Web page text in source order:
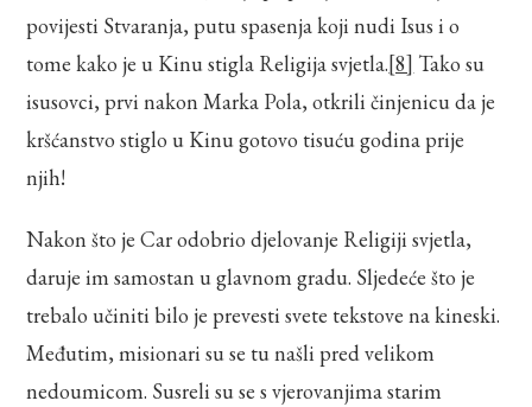
povijesti Stvaranja, putu spasenja koji nudi Isus i o
tome kako je u Kinu stigla Religija svjetla.[8] Tako su
isusovci, prvi nakon Marka Pola, otkrili činjenicu da je
kršćanstvo stiglo u Kinu gotovo tisuću godina prije
njih!
Nakon što je Car odobrio djelovanje Religiji svjetla,
daruje im samostan u glavnom gradu. Sljedeće što je
trebalo učiniti bilo je prevesti svete tekstove na kineski.
Međutim, misionari su se tu našli pred velikom
nedoumicom. Susreli su se s vjerovanjima starim